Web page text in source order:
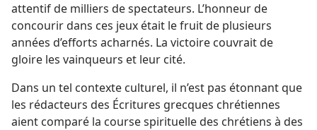
attentif de milliers de spectateurs. L’honneur de
concourir dans ces jeux était le fruit de plusieurs
années d’efforts acharnés. La victoire couvrait de
gloire les vainqueurs et leur cité.
Dans un tel contexte culturel, il n’est pas étonnant que
les rédacteurs des Écritures grecques chrétiennes
aient comparé la course spirituelle des chrétiens à des